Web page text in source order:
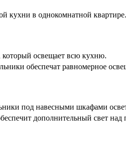
кухни в однокомнатной
который освещает всю кухню.
обеспечат равномерное
под навесными шкафами
дополнительный свет над